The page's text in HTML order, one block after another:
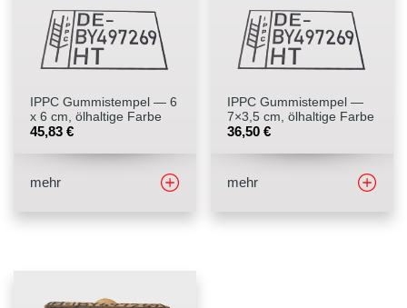
IPPC Gummistempel — 6
x 6 cm, ölhaltige Farbe
45,83 €
mehr
IPPC Gummistempel —
7×3,5 cm, ölhaltige Farbe
36,50€
mehr